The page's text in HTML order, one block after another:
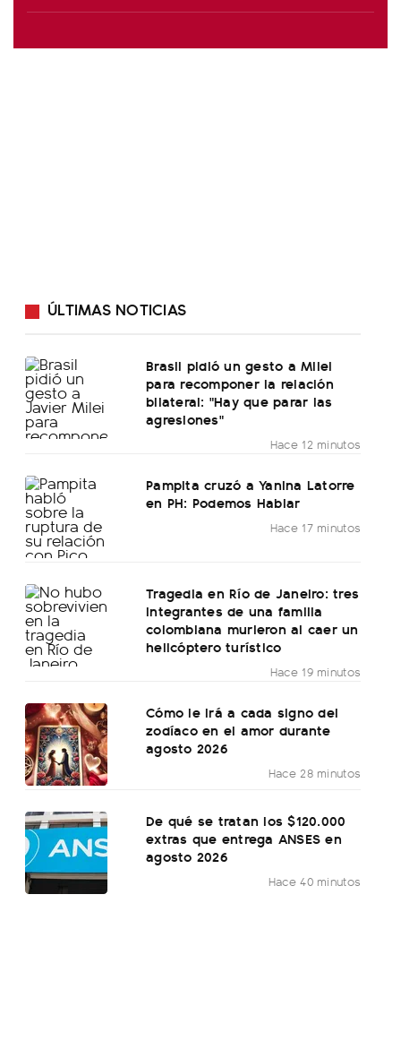
ÚLTIMAS NOTICIAS
Brasil pidió un gesto a Milei
para recomponer la relación
bilateral: "Hay que parar las
agresiones"
Hace 12 minutos
Pampita cruzó a Yanina Latorre
en PH: Podemos Hablar
Hace 17 minutos
Tragedia en Río de Janeiro: tres
integrantes de una familia
colombiana murieron al caer un
helicóptero turístico
Hace 19 minutos
Cómo le irá a cada signo del
zodíaco en el amor durante
agosto 2026
Hace 28 minutos
De qué se tratan los $120.000
extras que entrega ANSES en
agosto 2026
Hace 40 minutos